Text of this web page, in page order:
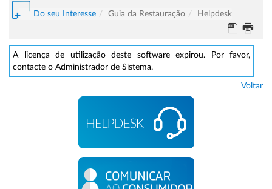
Do seu Interesse Guia da Restauração Helpdesk
A licença de utilização deste software expirou. Por favor,
contacte o Administrador de Sistema.
Voltar